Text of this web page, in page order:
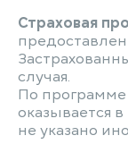
Страховая
случая.
По
оказывается
не указано